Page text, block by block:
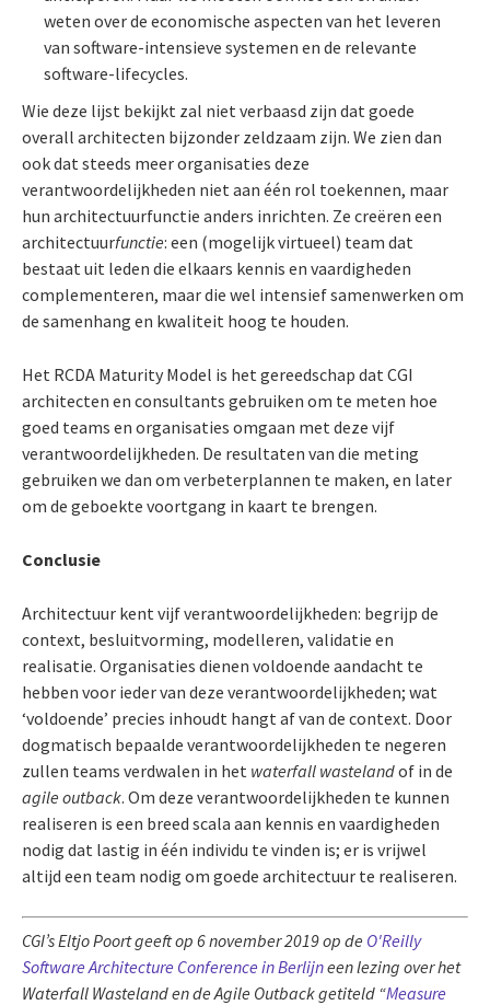
weten over de economische aspecten van het leveren
van software-intensieve systemen en de relevante
software-lifecycles.
Wie deze lijst bekijkt zal niet verbaasd zijn dat goede
overall architecten bijzonder zeldzaam zijn. We zien dan
ook dat steeds meer organisaties deze
verantwoordelijkheden niet aan één rol toekennen, maar
hun architectuurfunctie anders inrichten. Ze creëren een
architectuurfunctie: een (mogelijk virtueel) team dat
bestaat uit leden die elkaars kennis en vaardigheden
complementeren, maar die wel intensief samenwerken om
de samenhang en kwaliteit hoog te houden.
Het RCDA Maturity Model is het gereedschap dat CGI
architecten en consultants gebruiken om te meten hoe
goed teams en organisaties omgaan met deze vijf
verantwoordelijkheden. De resultaten van die meting
gebruiken we dan om verbeterplannen te maken, en later
om de geboekte voortgang in kaart te brengen.
Conclusie
Architectuur kent vijf verantwoordelijkheden: begrijp de
context, besluitvorming, modelleren, validatie en
realisatie. Organisaties dienen voldoende aandacht te
hebben voor ieder van deze verantwoordelijkheden; wat
‘voldoende’ precies inhoudt hangt af van de context. Door
dogmatisch bepaalde verantwoordelijkheden te negeren
zullen teams verdwalen in het waterfall wastelandof in de
agile outback. Om deze verantwoordelijkheden te kunnen
realiseren is een breed scala aan kennis en vaardigheden
nodig dat lastig in één individu te vinden is; er is vrijwel
altijd een team nodig om goede architectuur te realiseren.
CGI’s Eltjo Poort geeft op 6 november 2019 op de O'Reilly
Software Architecture Conference in Berlijneen lezing over het
Waterfall Wasteland en de Agile Outback getiteld “Measure